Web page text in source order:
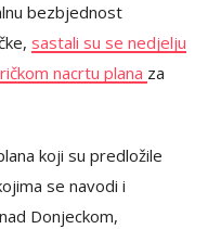
bezbjednost
sastali su se nedjelju
nacrtu plana za
koji su predložile
se navodi i
Donjeckom,